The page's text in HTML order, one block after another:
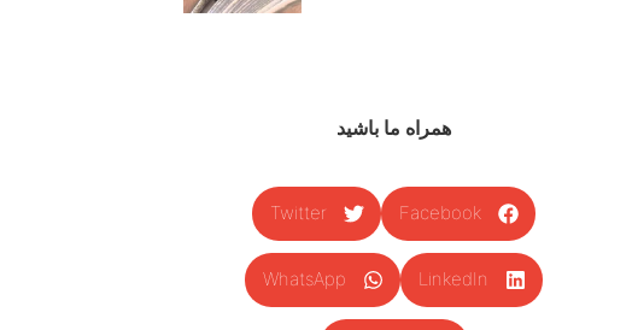
همراه ما باشید
Facebook
Twitter
LinkedIn
WhatsApp